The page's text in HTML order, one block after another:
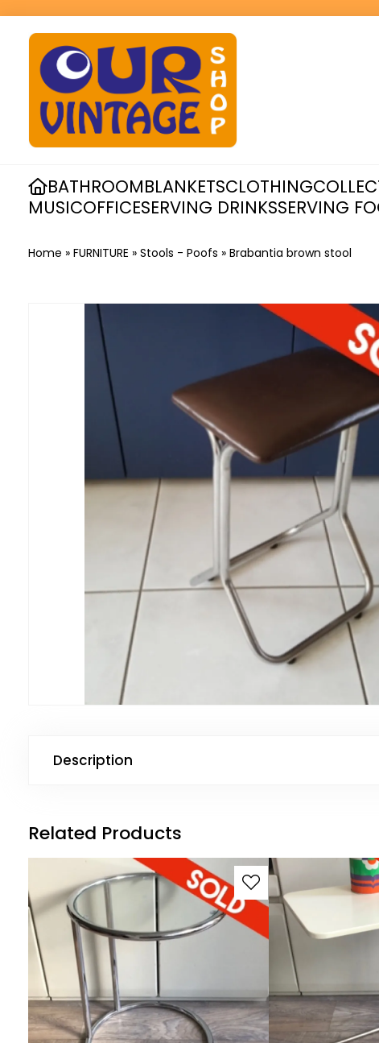
BATHROOMBLANKETSCLOTHING
MUSICOFFICESERVING DRINKSSERVING
Home » FURNITURE » Stools - Poofs » Brabantia brown stool
Description
Related Products